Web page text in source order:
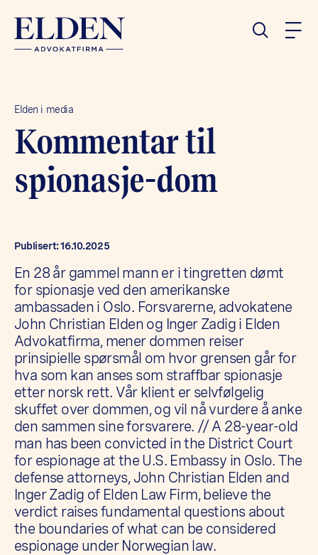
Elden i media
Kommentar til
spionasje-dom
Publisert: 16.10.2025
En 28 år gammel mann er i tingretten dømt
for spionasje ved den amerikanske
ambassaden i Oslo. Forsvarerne, advokatene
John Christian Elden og Inger Zadig i Elden
Advokatfirma, mener dommen reiser
prinsipielle spørsmål om hvor grensen går for
hva som kan anses som straffbar spionasje
etter norsk rett. Vår klient er selvfølgelig
skuffet over dommen, og vil nå vurdere å anke
den sammen sine forsvarere. // A 28-year-old
man has been convicted in the District Court
for espionage at the U.S. Embassy in Oslo. The
defense attorneys, John Christian Elden and
Inger Zadig of Elden Law Firm, believe the
verdict raises fundamental questions about
the boundaries of what can be considered
espionage under Norwegian law.